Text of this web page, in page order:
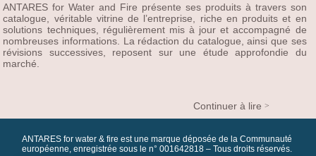
ANTARES for Water and Fire présente ses produits à travers son
catalogue, véritable vitrine de l’entreprise, riche en produits et en
solutions techniques, régulièrement mis à jour et accompagné de
nombreuses informations. La rédaction du catalogue, ainsi que ses
révisions successives, reposent sur une étude approfondie du
marché.
Continuer à lire
ANTARES for water & fire est une marque déposée de la Communauté
européenne, enregistrée sous le n° 001642818 – Tous droits réservés.